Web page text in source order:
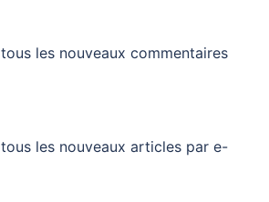
les nouveaux commentaires
les nouveaux articles par e-